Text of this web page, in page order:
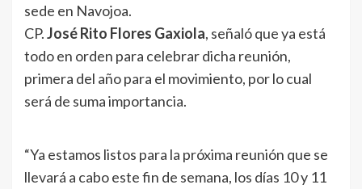
sede en Navojoa.
CP.José Rito Flores Gaxiola, señaló que ya está
todo en orden para celebrar dicha reunión,
primera del año para el movimiento, por lo cual
será de suma importancia.
“Ya estamos listos para la próxima reunión que se
llevará a cabo este fin de semana, los días 10 y 11